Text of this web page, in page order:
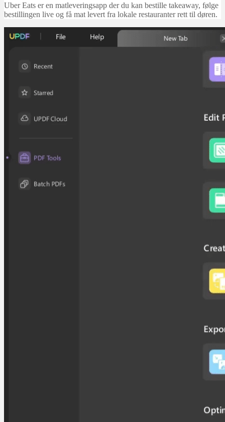
Uber Eats er en matleveringsapp der du kan bestille takeaway, følge
bestillingen live og få mat levert fra lokale restauranter rett til døren.